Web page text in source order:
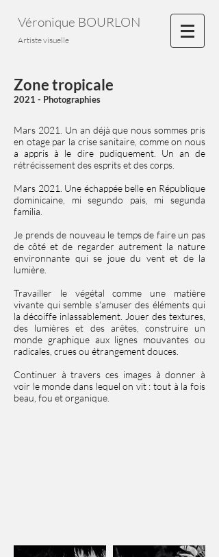
Véronique BOURLON
Artiste visuelle
Zone tropicale
2021 - Photographies
Mars 2021. Un an déjà que nous sommes pris
en otage par la crise sanitaire, comme on nous
a appris à le dire pudiquement. Un an de
rétrécissement des esprits et des corps.
Mars 2021. Une échappée belle en République
dominicaine, mi segundo pais, mi segunda
familia.
Je prends de nouveau le temps de faire un pas
de côté et de regarder autrement la nature
environnante qui se joue du vent et de la
lumière.
Travailler le végétal comme une matière
vivante qui semble s'amuser des éléments qui
la décoiffe inlassablement. Jouer des textures,
des lumières et des arêtes, construire un
monde graphique aux lignes mouvantes ou
radicales, crues ou étrangement douces.
Continuer à travers ces images à donner à
voir le monde dans lequel on vit : tout à la fois
beau, fou et organique.